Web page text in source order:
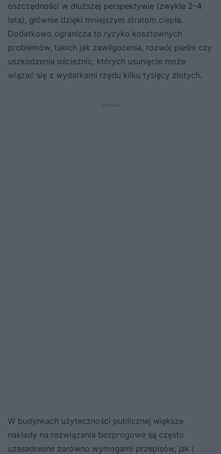
oszczędności w dłuższej perspektywie (zwykle 2–4
lata), głównie dzięki mniejszym stratom ciepła.
Dodatkowo ogranicza to ryzyko kosztownych
problemów, takich jak zawilgocenia, rozwój pleśni czy
uszkodzenia ościeżnic, których usunięcie może
wiązać się z wydatkami rzędu kilku tysięcy złotych.
W budynkach użyteczności publicznej większe
nakłady na rozwiązania bezprogowe są często
uzasadnione zarówno wymogami przepisów, jak i